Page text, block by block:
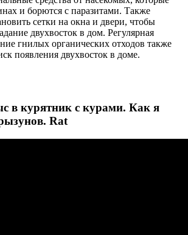
и борются с паразитами. Также
сетки на окна и двери, чтобы
двухвосток в дом. Регулярная
гнилых органических отходов также
появления двухвосток в доме.
в курятник с курами. Как я
Rat